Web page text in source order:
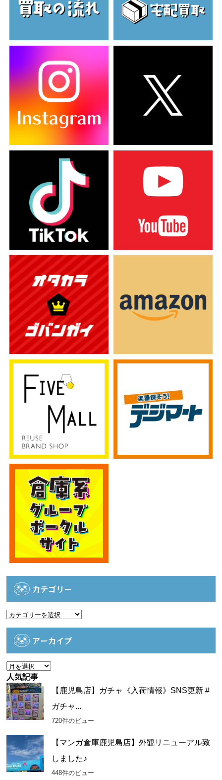
カテゴリー
カ
アーカイブ
ア
ー
カ
イ
ブ
人気記事
【鹿児島店】ガチャ《入荷情報》SNS更新 #
ガチャ...
720件のビュー
【マンガ倉庫鹿児島店】外観リニューアル致
しました♪
448件のビュー